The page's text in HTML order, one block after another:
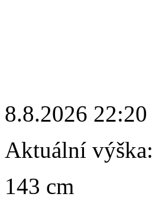
8.8.2026 22:20
Aktuální výška:
143 cm